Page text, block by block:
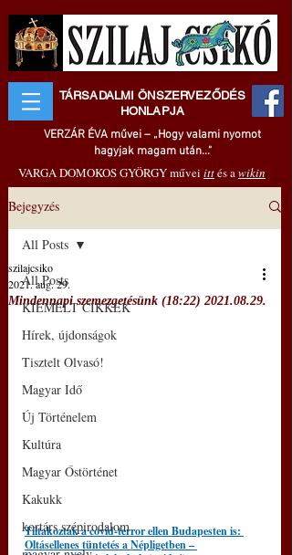
TÁRSADALMI ÖNSZERVEZŐDÉS
HONLAPJA
VERZÁR ÉVA művei – „Hogy valami nyomot
hagyjak magam után..."
VARGA DOMOKOS GYÖRGY művei ittés awikin
Bejegyzés
All Posts
KIEMELT CIKKEK
Hírek, újdonságok
Tisztelt Olvasó!
Magyar Idő
Új Történelem
Kultúra
Magyar Őstörténet
Kakukk
kortárs szépirodalom
All Posts
Mindennapi szemezgetésünk (18:22) 2021.08.29.
szilajcsiko
2021. aug. 29.
Tiltakoztak a covid-terror ellen Budapesten is:
Oltásellenes tüntetés a Népligetben –